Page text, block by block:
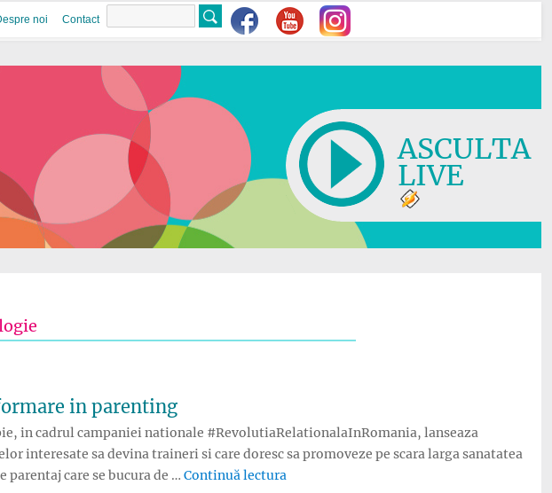
noi Contact
ASCULTA
LIVE
in parenting
in cadrul campaniei nationale #RevolutiaRelationalaInRomania, lanseaza
interesate sa devina traineri si care doresc sa promoveze pe scara larga sanatatea
care se bucura de … Continuă lectura